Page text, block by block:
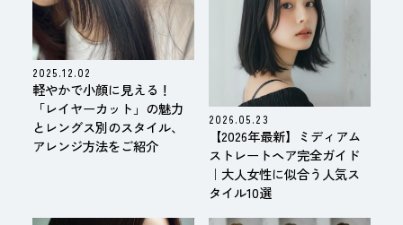
2025.12.02
軽やかで小顔に見える！
「レイヤーカット」の魅力
とレングス別のスタイル、
アレンジ方法をご紹介
2026.05.23
【2026年最新】ミディアム
ストレートヘア完全ガイド
｜大人女性に似合う人気ス
タイル10選